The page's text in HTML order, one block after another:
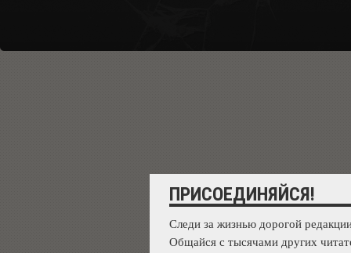
ПРИСОЕДИНЯЙСЯ!
Следи за жизнью дорогой
Общайся с тысячами других